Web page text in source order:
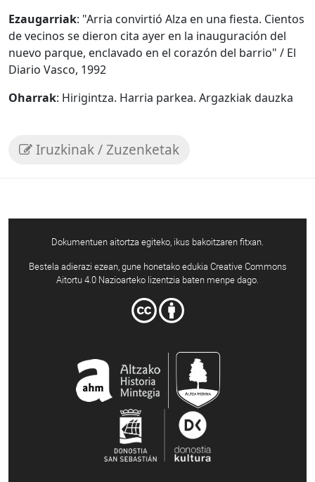
Ezaugarriak: "Arria convirtió Alza en una fiesta. Cientos
de vecinos se dieron cita ayer en la inauguración del
nuevo parque, enclavado en el corazón del barrio" / El
Diario Vasco, 1992
Oharrak: Hirigintza. Harria parkea. Argazkiak dauzka
Iruzkinak / Zuzenketak
Dokumentuen aitortza egiteko, ikus bakoitzaren fitxan.
Bestela adierazi ezean, gune honetako edukia Creative Commons
Aitortu 4.0 Nazioarteko lizentzia baten menpe dago.